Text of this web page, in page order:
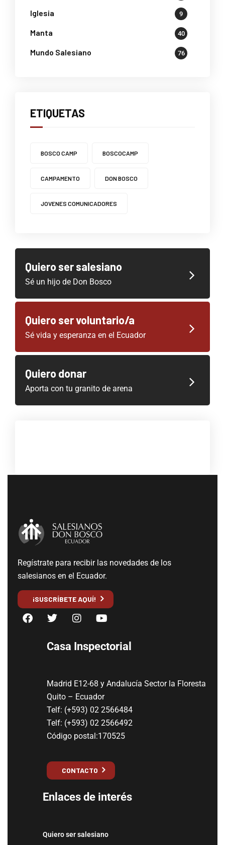
Iglesia 9
Manta 40
Mundo Salesiano 76
ETIQUETAS
BOSCO CAMP BOSCOCAMP
CAMPAMENTO DON BOSCO
JOVENES COMUNICADORES
Quiero ser salesiano
Sé un hijo de Don Bosco
Quiero ser voluntario/a
Sé vida y esperanza en el Ecuador
Quiero donar
Aporta con tu granito de arena
Regístrate para recibir las novedades de los
salesianos en el Ecuador.
¡SUSCRÍBETE AQUÍ!
Casa Inspectorial
Madrid E12-68 y Andalucía Sector la Floresta
Quito – Ecuador
Telf: (+593) 02 2566484
Telf: (+593) 02 2566492
Código postal:170525
CONTACTO
Enlaces de interés
Quiero ser salesiano